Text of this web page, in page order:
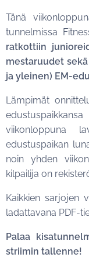
Tänä
tunnelmissa
ratkottiin
mestaruudet
ja yleinen) EM-
Lämpimät
viikonloppuna
edustuspaikan
noin yhden
kilpailija on
Kaikkien sarjojen
ladattavana PDF-
Palaa
striimin tallenne!